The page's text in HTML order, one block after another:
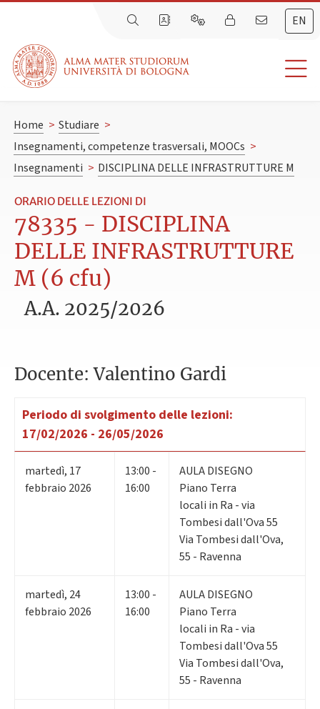
EN
Home > Studiare >
Insegnamenti, competenze trasversali, MOOCs >
Insegnamenti > DISCIPLINA DELLE INFRASTRUTTURE M
ORARIO DELLE LEZIONI DI
78335 - DISCIPLINA
DELLE INFRASTRUTTURE
M (6 cfu)
A.A. 2025/2026
Docente: Valentino Gardi
Periodo di svolgimento delle lezioni:
17/02/2026 - 26/05/2026
martedì, 17
febbraio 2026
13:00 -
16:00
AULA DISEGNO
Piano Terra
locali in Ra - via
Tombesi dall'Ova 55
Via Tombesi dall'Ova,
55 - Ravenna
martedì, 24
febbraio 2026
13:00 -
16:00
AULA DISEGNO
Piano Terra
locali in Ra - via
Tombesi dall'Ova 55
Via Tombesi dall'Ova,
55 - Ravenna